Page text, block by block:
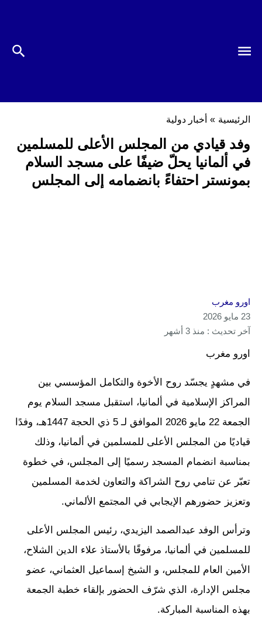
الرئيسية » أخبار دولية
وفد قيادي من المجلس الأعلى للمسلمين
في ألمانيا يحلّ ضيفًا على مسجد السلام
بمونستر احتفاءً بانضمامه إلى المجلس
اورو مغرب
23 مايو 2026
آخر تحديث : منذ 3 أشهر
اورو مغرب
في مشهدٍ يجسّد روح الأخوة والتكامل المؤسسي بين
المراكز الإسلامية في ألمانيا، استقبل مسجد السلام يوم
الجمعة 22 مايو 2026 الموافق لـ 5 ذي الحجة 1447هـ، وفدًا
قياديًا من المجلس الأعلى للمسلمين في ألمانيا، وذلك
بمناسبة انضمام المسجد رسميًا إلى المجلس، في خطوة
تعبّر عن تنامي روح الشراكة والتعاون لخدمة المسلمين
وتعزيز حضورهم الإيجابي في المجتمع الألماني.
وترأس الوفد عبدالصمد اليزيدي، رئيس المجلس الأعلى
للمسلمين في ألمانيا، مرفوقًا بالأستاذ علاء الدين الشلاح،
الأمين العام للمجلس، و الشيخ إسماعيل العثماني، عضو
مجلس الإدارة، الذي شرّف الحضور بإلقاء خطبة الجمعة
بهذه المناسبة المباركة.